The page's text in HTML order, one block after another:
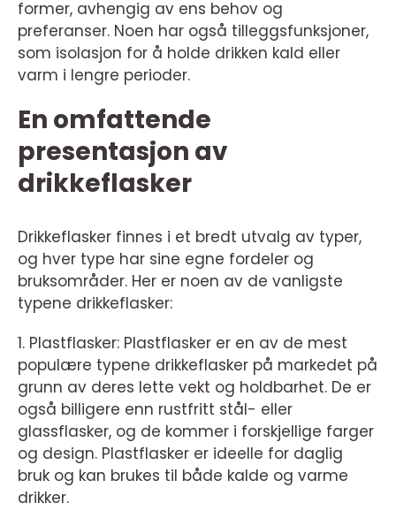
former, avhengig av ens behov og
preferanser. Noen har også tilleggsfunksjoner,
som isolasjon for å holde drikken kald eller
varm i lengre perioder.
En omfattende
presentasjon av
drikkeflasker
Drikkeflasker finnes i et bredt utvalg av typer,
og hver type har sine egne fordeler og
bruksområder. Her er noen av de vanligste
typene drikkeflasker:
1. Plastflasker: Plastflasker er en av de mest
populære typene drikkeflasker på markedet på
grunn av deres lette vekt og holdbarhet. De er
også billigere enn rustfritt stål- eller
glassflasker, og de kommer i forskjellige farger
og design. Plastflasker er ideelle for daglig
bruk og kan brukes til både kalde og varme
drikker.